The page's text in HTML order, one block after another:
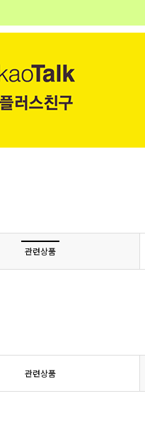
관련상품
관련상품